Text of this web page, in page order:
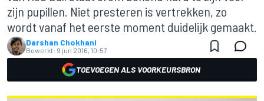
zijn pupillen. Niet presteren is vertrekken, zo
wordt vanaf het eerste moment duidelijk gemaakt.
Darshan Chokhani
Bewerkt: 9 jun 2016, 10:57
TOEVOEGEN ALS VOORKEURSBRON